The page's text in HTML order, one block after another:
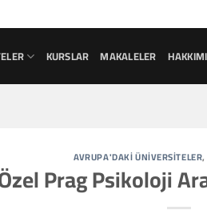
KURSLAR MAKALELER
AVRUPA'DAKI ÜNIVERSITELER,
Prag Psikoloji